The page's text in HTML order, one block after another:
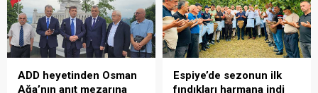
ADD heyetinden Osman
Ağa’nın anıt mezarına
Espiye’de sezonun ilk
fındıkları harmana indi